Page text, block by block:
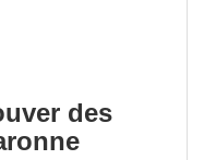
des